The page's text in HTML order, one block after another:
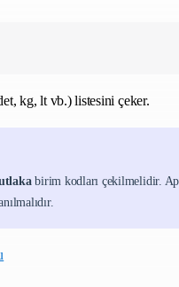
kg, lt vb.) listesini çeker.
birim kodları çekilmelidir.